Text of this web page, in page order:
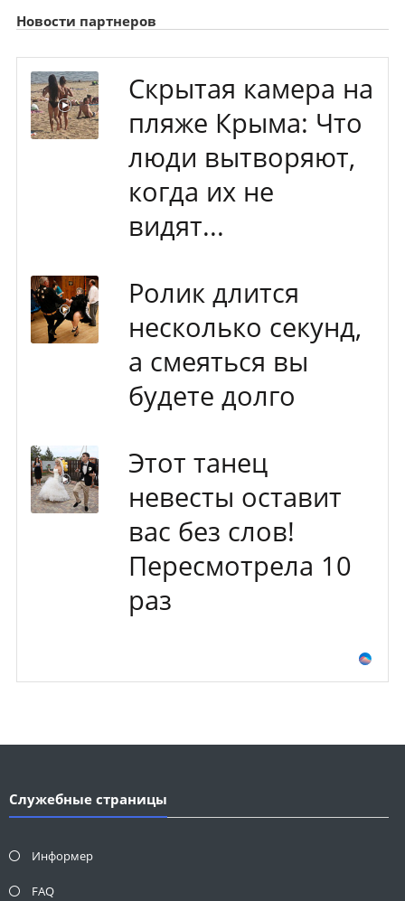
Новости партнеров
Скрытая камера на
пляже Крыма: Что
люди вытворяют,
когда их не
видят...
Ролик длится
несколько секунд,
а смеяться вы
будете долго
Этот танец
невесты оставит
вас без слов!
Пересмотрела 10
раз
Служебные страницы
Информер
FAQ